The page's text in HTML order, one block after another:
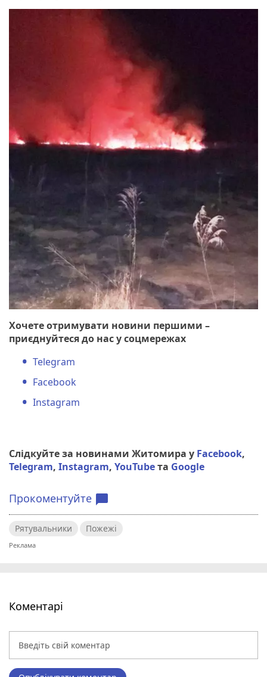
Хочете отримувати новини першими –
приєднуйтеся до нас у соцмережах
Telegram
Facebook
Instagram
Слідкуйте за новинами Житомира у Facebook,
Telegram, Instagram, YouTubeта Google
Прокоментуйте chat_bubble
Рятувальники Пожежі
Коментарі